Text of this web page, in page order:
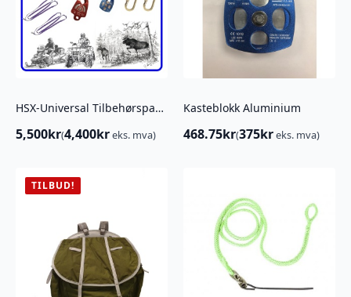
HSX-Universal Tilbehørspakke for Skogbruk, Jakt og Off Road
5,500kr(4,400kreks. mva)
Kasteblokk Aluminium
468.75kr(375kreks. mva)
TILBUD!